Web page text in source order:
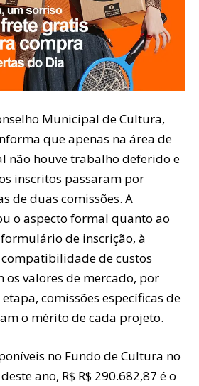
Municipal de Cultura,
que apenas na área de
não houve trabalho deferido e
inscritos passaram por
de duas comissões. A
o aspecto formal quanto ao
de inscrição, à
de custos
os valores de mercado, por
comissões específicas de
o mérito de cada projeto.
no Fundo de Cultura no
ano, R$ R$ 290.682,87 é o